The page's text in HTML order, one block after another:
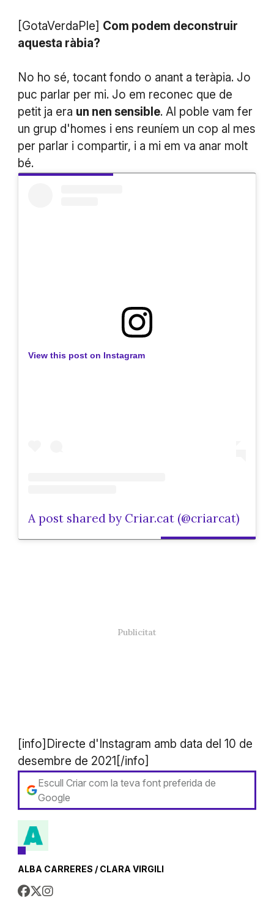
[GotaVerdaPle] Com podem deconstruir
aquesta ràbia?
No ho sé, tocant fondo o anant a teràpia. Jo
puc parlar per mi. Jo em reconec que de
petit ja era un nen sensible. Al poble vam fer
un grup d'homes i ens reuníem un cop al mes
per parlar i compartir, i a mi em va anar molt
bé.
View this post on Instagram
A post shared by Criar.cat (@criarcat)
[info]Directe d'Instagram amb data del 10 de
desembre de 2021[/info]
Escull Criar com la teva font preferida de
Google
ALBA CARRERES / CLARA VIRGILI